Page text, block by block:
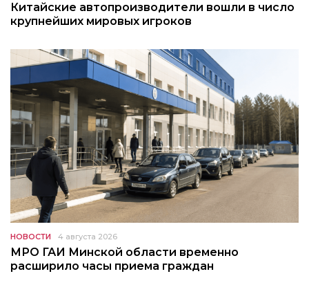
Китайские автопроизводители вошли в число
крупнейших мировых игроков
НОВОСТИ 4 августа 2026
МРО ГАИ Минской области временно
расширило часы приема граждан